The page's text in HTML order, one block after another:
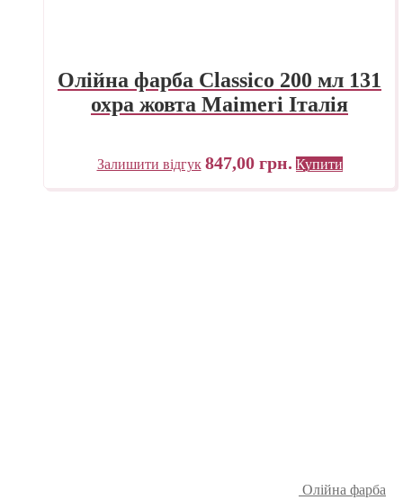
Олійна фарба Classico 200 мл 131
охра жовта Maimeri Італія
Залишити відгук 847,00 грн. Купити
Олійна фарба